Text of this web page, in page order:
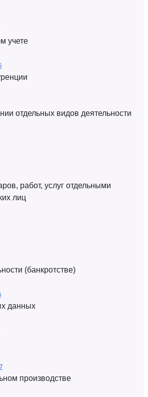
учете
отдельных видов деятельности
работ, услуг отдельными
лиц
(банкротстве)
данных
производстве